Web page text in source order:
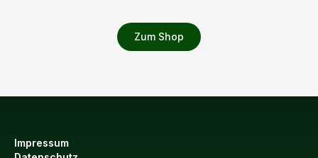
Zum Shop
Impressum